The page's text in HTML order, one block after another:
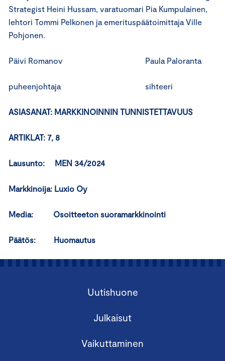
Strategist Heini Hussam, varatuomari Pia Kumpulainen,
lehtori Tommi Pelkonen ja emerituspäätoimittaja Ville
Pohjonen.
Päivi Romanov Paula Paloranta
puheenjohtaja sihteeri
ASIASANAT: MARKKINOINNIN TUNNISTETTAVUUS
ARTIKLAT: 7, 8
Lausunto: MEN 34/2024
Markkinoija: Luxio Oy
Media: Osoitteeton suoramarkkinointi
Päätös: Huomautus
Uutishuone
Julkaisut
Vaikuttaminen